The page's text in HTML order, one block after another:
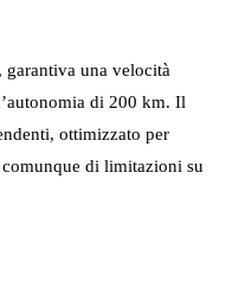
garantiva una velocità
di 200 km. Il
ottimizzato per
di limitazioni su